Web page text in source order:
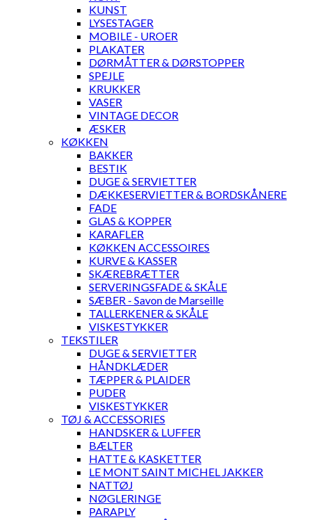
KUNST
LYSESTAGER
MOBILE - UROER
PLAKATER
DØRMÅTTER & DØRSTOPPER
SPEJLE
KRUKKER
VASER
VINTAGE DECOR
ÆSKER
KØKKEN
BAKKER
BESTIK
DUGE & SERVIETTER
DÆKKESERVIETTER & BORDSKÅNERE
FADE
GLAS & KOPPER
KARAFLER
KØKKEN ACCESSOIRES
KURVE & KASSER
SKÆREBRÆTTER
SERVERINGSFADE & SKÅLE
SÆBER - Savon de Marseille
TALLERKENER & SKÅLE
VISKESTYKKER
TEKSTILER
DUGE & SERVIETTER
HÅNDKLÆDER
TÆPPER & PLAIDER
PUDER
VISKESTYKKER
TØJ & ACCESSORIES
HANDSKER & LUFFER
BÆLTER
HATTE & KASKETTER
LE MONT SAINT MICHEL JAKKER
NATTØJ
NØGLERINGE
PARAPLY